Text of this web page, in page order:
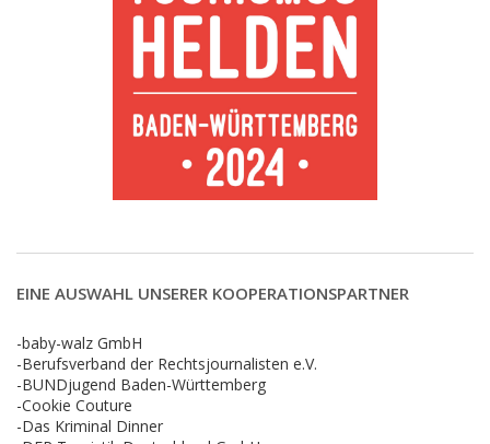
EINE AUSWAHL UNSERER KOOPERATIONSPARTNER
-baby-walz GmbH
-Berufsverband der Rechtsjournalisten e.V.
-BUNDjugend Baden-Württemberg
-Cookie Couture
-Das Kriminal Dinner